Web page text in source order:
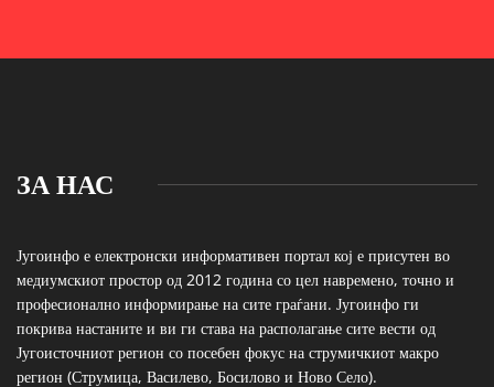
ЗА НАС
Југоинфо е електронски информативен портал кој е присутен во
медиумскиот простор од 2012 година со цел навремено, точно и
професионално информирање на сите граѓани. Југоинфо ги
покрива настаните и ви ги става на располагање сите вести од
Југоисточниот регион со посебен фокус на струмичкиот макро
регион (Струмица, Василево, Босилово и Ново Село).